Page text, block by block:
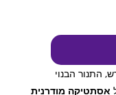
התנור הבנוי
אסתטיקה מודרנית